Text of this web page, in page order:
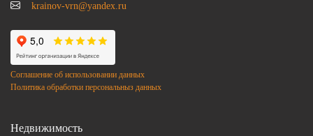
krainov-vrn@yandex.ru
Соглашение об использовании данных
Политика обработки персональныз данных
Недвижимость